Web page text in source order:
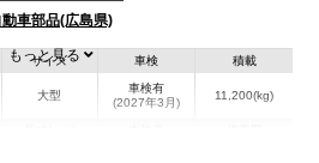
車部品(広島県)
サイズ
大型
車検
車検有
(2027年3月)
積載
11,200(kg)
もっと見る